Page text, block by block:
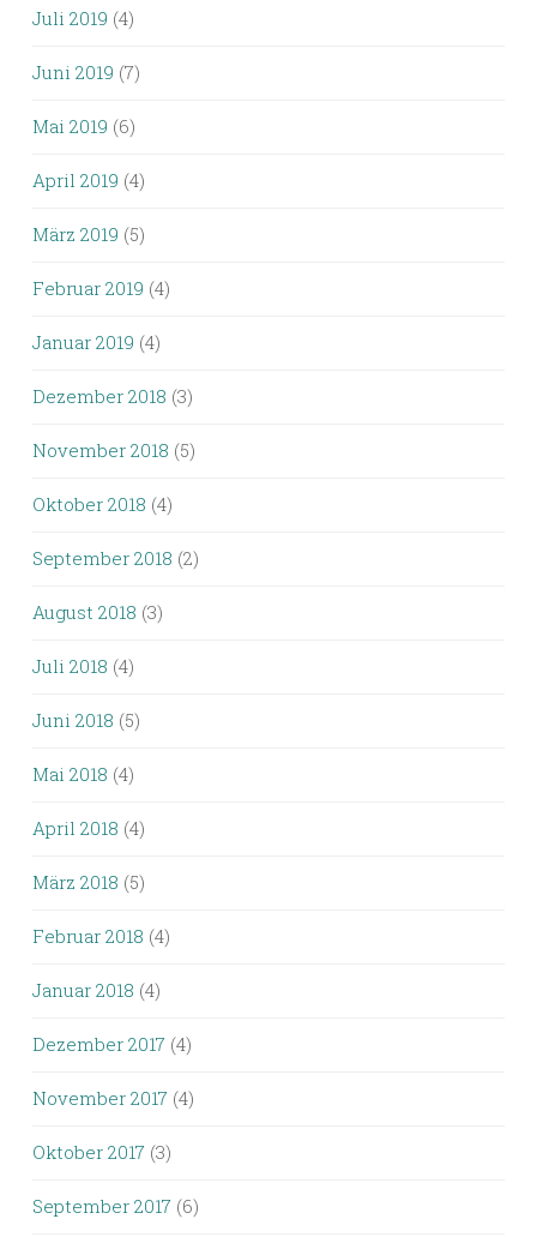
Juli 2019 (4)
Juni 2019 (7)
Mai 2019 (6)
April 2019 (4)
März 2019 (5)
Februar 2019 (4)
Januar 2019 (4)
Dezember 2018 (3)
November 2018 (5)
Oktober 2018 (4)
September 2018 (2)
August 2018 (3)
Juli 2018 (4)
Juni 2018 (5)
Mai 2018 (4)
April 2018 (4)
März 2018 (5)
Februar 2018 (4)
Januar 2018 (4)
Dezember 2017 (4)
November 2017 (4)
Oktober 2017 (3)
September 2017 (6)